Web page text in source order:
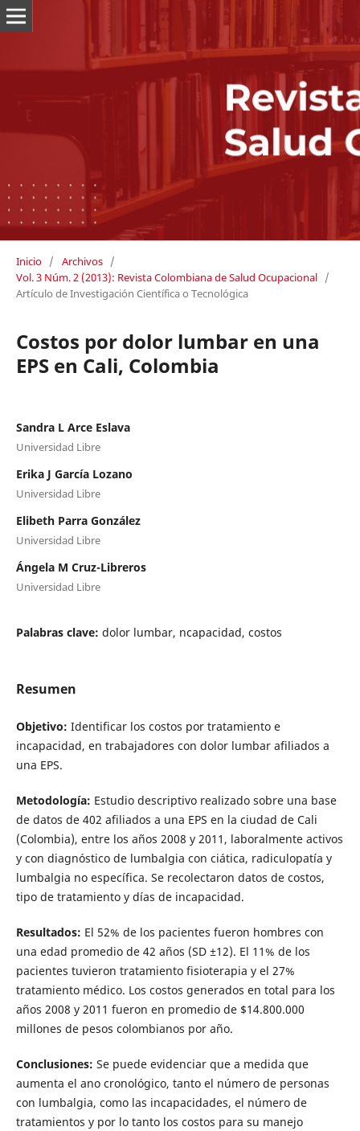
Inicio / Archivos /
Vol. 3 Núm. 2 (2013): Revista Colombiana de Salud Ocupacional /
Artículo de Investigación Científica o Tecnológica
Costos por dolor lumbar en una
EPS en Cali, Colombia
Sandra L Arce Eslava
Universidad Libre
Erika J García Lozano
Universidad Libre
Elibeth Parra González
Universidad Libre
Ángela M Cruz-Libreros
Universidad Libre
Palabras clave: dolor lumbar, ncapacidad, costos
Resumen
Objetivo: Identificar los costos por tratamiento e
incapacidad, en trabajadores con dolor lumbar afiliados a
una EPS.
Metodología: Estudio descriptivo realizado sobre una base
de datos de 402 afiliados a una EPS en la ciudad de Cali
(Colombia), entre los años 2008 y 2011, laboralmente activos
y con diagnóstico de lumbalgia con ciática, radiculopatía y
lumbalgia no específica. Se recolectaron datos de costos,
tipo de tratamiento y días de incapacidad.
Resultados: El 52% de los pacientes fueron hombres con
una edad promedio de 42 años (SD ±12). El 11% de los
pacientes tuvieron tratamiento fisioterapia y el 27%
tratamiento médico. Los costos generados en total para los
años 2008 y 2011 fueron en promedio de $14.800.000
millones de pesos colombianos por año.
Conclusiones: Se puede evidenciar que a medida que
aumenta el ano cronológico, tanto el número de personas
con lumbalgia, como las incapacidades, el número de
tratamientos y por lo tanto los costos para su manejo